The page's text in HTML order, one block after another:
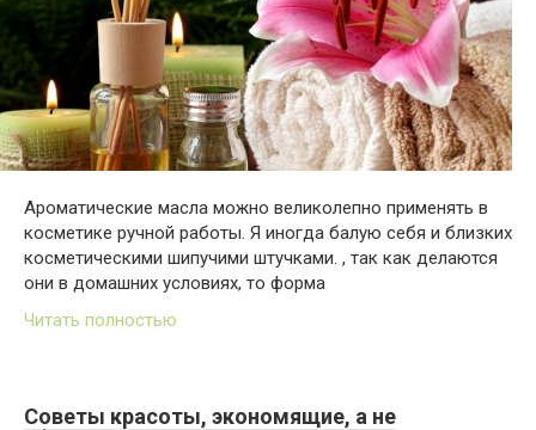
Ароматические масла можно великолепно применять в
косметике ручной работы. Я иногда балую себя и близких
косметическими шипучими штучками. , так как делаются
они в домашних условиях, то форма
Читать полностью
Советы красоты, экономящие, а не